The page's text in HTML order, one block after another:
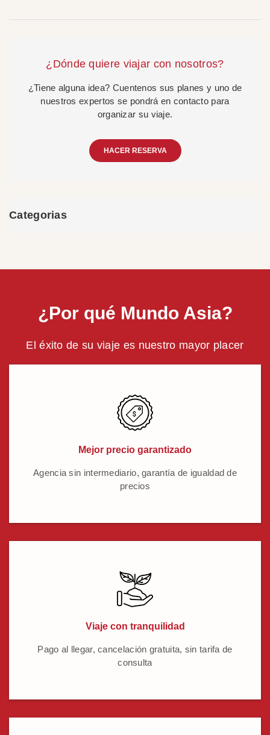
¿Dónde quiere viajar con nosotros?
¿Tiene alguna idea? Cuentenos sus planes y uno de
nuestros expertos se pondrá en contacto para
organizar su viaje.
HACER RESERVA
Categorias
¿Por qué Mundo Asia?
El éxito de su viaje es nuestro mayor placer
Mejor precio garantizado
Agencia sin intermediario, garantía de igualdad de
precios
Viaje con tranquilidad
Pago al llegar, cancelación gratuita, sin tarifa de
consulta